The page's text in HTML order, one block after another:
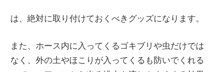
は、絶対に取り付けておくべきグッズになります。
また、ホース内に入ってくるゴキブリや虫だけでは
なく、外の土やほこりが入ってくるも防いでくれる